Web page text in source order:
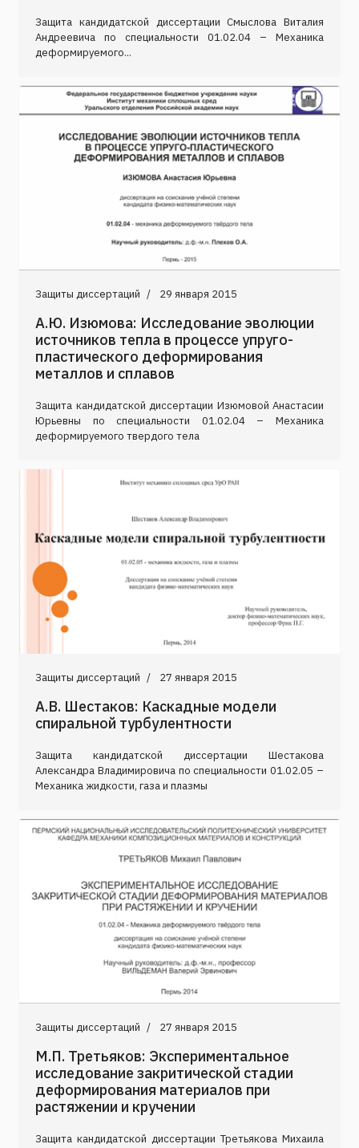
Защита кандидатской диссертации Смыслова Виталия
Андреевича по специальности 01.02.04 – Механика
деформируемого...
Защиты диссертаций 29 января 2015
А.Ю. Изюмова: Исследование эволюции
источников тепла в процессе упруго-
пластического деформирования
металлов и сплавов
Защита кандидатской диссертации Изюмовой Анастасии
Юрьевны по специальности 01.02.04 – Механика
деформируемого твердого тела
Защиты диссертаций 27 января 2015
А.В. Шестаков: Каскадные модели
спиральной турбулентности
Защита кандидатской диссертации Шестакова
Александра Владимировича по специальности 01.02.05 –
Механика жидкости, газа и плазмы
Защиты диссертаций 27 января 2015
М.П. Третьяков: Экспериментальное
исследование закритической стадии
деформирования материалов при
растяжении и кручении
Защита кандидатской диссертации Третьякова Михаила